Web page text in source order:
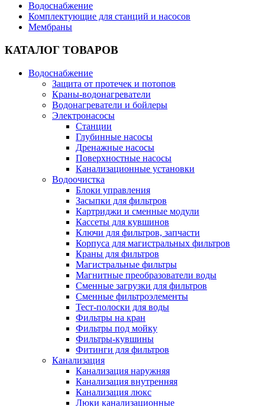
Строительные товары
Все для бани
Полезные статьи
Новости и Акции
Оплата и доставка
Сервис-центр
Адреса Сервис-центров
Водоснабжение
Комплектующие для станций и насосов
Мембраны
КАТАЛОГ ТОВАРОВ
Водоснабжение
Защита от протечек и потопов
Краны-водонагреватели
Водонагреватели и бойлеры
Электронасосы
Станции
Глубинные насосы
Дренажные насосы
Поверхностные насосы
Канализационные установки
Водоочистка
Блоки управления
Засыпки для фильтров
Картриджи и сменные модули
Кассеты для кувшинов
Ключи для фильтров, запчасти
Корпуса для магистральных фильтров
Краны для фильтров
Магистральные фильтры
Магнитные преобразователи воды
Сменные загрузки для фильтров
Сменные фильтроэлементы
Тест-полоски для воды
Фильтры на кран
Фильтры под мойку
Фильтры-кувшины
Фитинги для фильтров
Канализация
Канализация наружняя
Канализация внутренняя
Канализация люкс
Люки канализационные